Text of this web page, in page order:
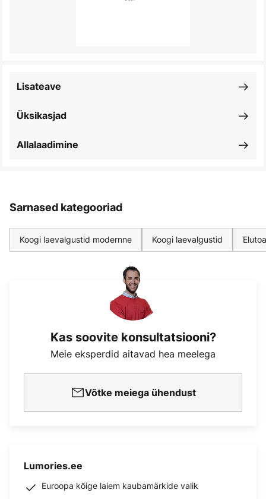
Üksikasjad
Lisateave
Allalaadimine
Sarnased kategooriad
Koogi laevalgustid modernne Koogi laevalgustid
Kas soovite konsultatsiooni?
Meie eksperdid aitavad hea meelega
Võtke meiega ühendust
Lumories.ee
Euroopa kõige laiem kaubamärkide valik